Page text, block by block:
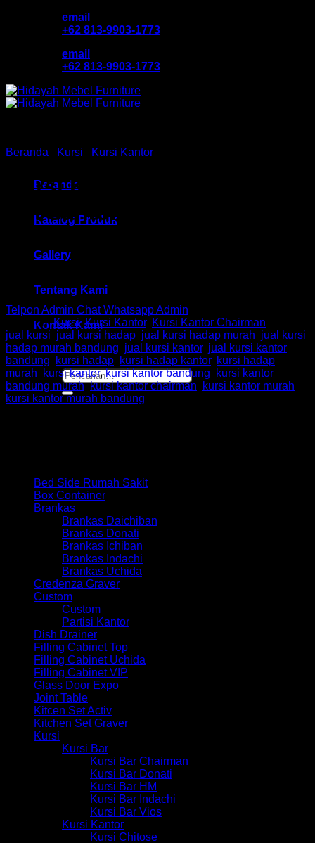
email
+62 813-9903-1773
email
+62 813-9903-1773
Beranda
Katalog Produk
Gallery
Tentang Kami
Kontak Kami
Pencarian
untuk:
Beranda Kursi Kursi Kantor
Kursi Kantor Hadap Chair
HM Santori MC 2455A
Telpon Admin Chat Whatsapp Admin
Kategori:Kursi,Kursi Kantor, Kursi Kantor Chairman
jual kursi jual kursi hadap jual kursi hadap murah jual kursi
hadap murah bandung jual kursi kantor, jual kursi kantor
bandung
kursi hadap kursi hadap kantor, kursi hadap
murah
kursi kantor,kursi kantor bandung
kursi kantor
bandung murah,kursi kantor chairman kursi kantor murah
kursi kantor murah bandung
Bed Side Rumah Sakit
Box Container
Brankas
Brankas Daichiban
Brankas Donati
Brankas Ichiban
Brankas Indachi
Brankas Uchida
Credenza Graver
Custom
Custom
Partisi Kantor
Dish Drainer
Filling Cabinet Top
Filling Cabinet Uchida
Filling Cabinet VIP
Glass Door Expo
Joint Table
Kitcen Set Activ
Kitchen Set Graver
Kursi
Kursi Bar
Kursi Bar Chairman
Kursi Bar Donati
Kursi Bar HM
Kursi Bar Indachi
Kursi Bar Vios
Kursi Kantor
Kursi Chitose